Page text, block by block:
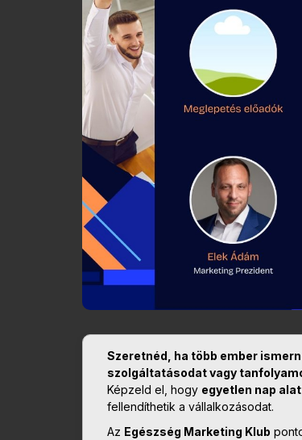
Szeretnéd, ha több ember
szolgáltatásodat vagy
Képzeld el, hogy egyetlen nap
fellendíthetik a vállalkozásodat.
Az Egészség Marketing Klub